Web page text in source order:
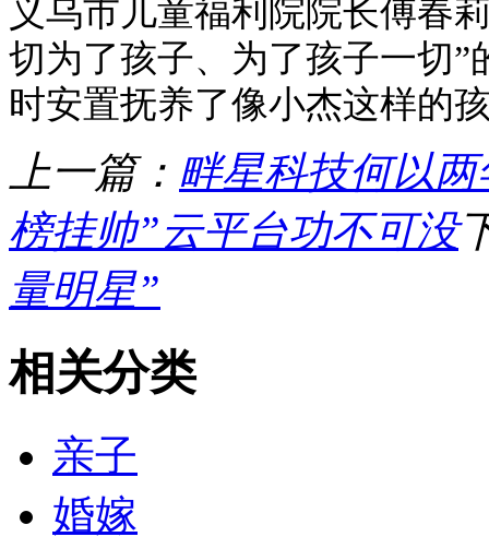
义乌市儿童福利院院长傅春
切为了孩子、为了孩子一切
时安置抚养了像小杰这样的
上一篇： 畔星科技何以
榜挂帅”云平台功不可没
量明星”
相关分类
亲子
婚嫁